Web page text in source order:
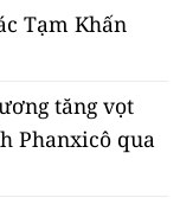
Tạm Khấn
tăng vọt
Phanxicô qua